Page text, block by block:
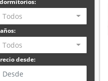
Todos
Todos
desde: